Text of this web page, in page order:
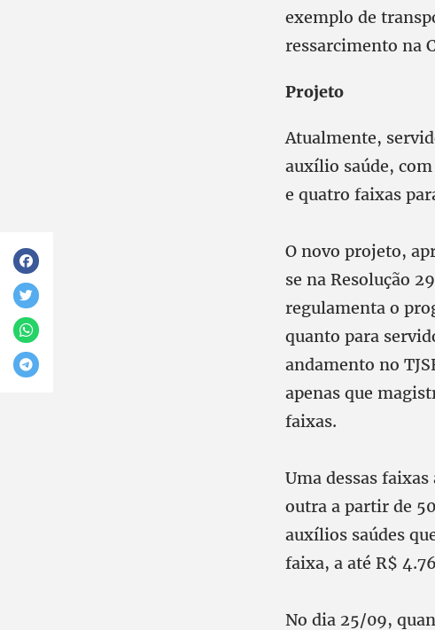
exemplo de
ressarcimento na
Projeto
Atualmente,
auxílio saúde,
e quatro faixas
O novo projeto,
se na Resolução
regulamenta o
quanto para
andamento no
apenas que
faixas.
Uma dessas
outra a partir de
auxílios saúdes
faixa, a até R$
No dia 25/09,